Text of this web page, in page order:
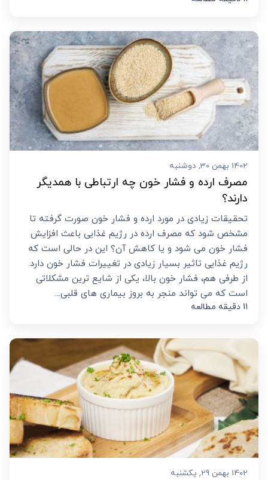
1402 بهمن 30, دوشنبه
مصرف ارده و فشار خون چه ارتباطی با همدیگر
دارند؟
تحقیقات زیادی در مورد ارده و فشار خون صورت گرفته تا
مشخص شود که مصرف ارده در رژیم غذایی باعث افزایش
فشار خون می شود و یا کاهش آن؟ این در حالی است که
رژیم غذایی تاثیر بسیار زیادی در تغییرات فشار خون دارد.
از طرفی هم، فشار خون بالا، یکی از شایع ترین مشکلاتی
است که می تواند منجر به بروز بیماری های قلبی...
11 دقیقه مطالعه
1402 بهمن 29, یکشنبه